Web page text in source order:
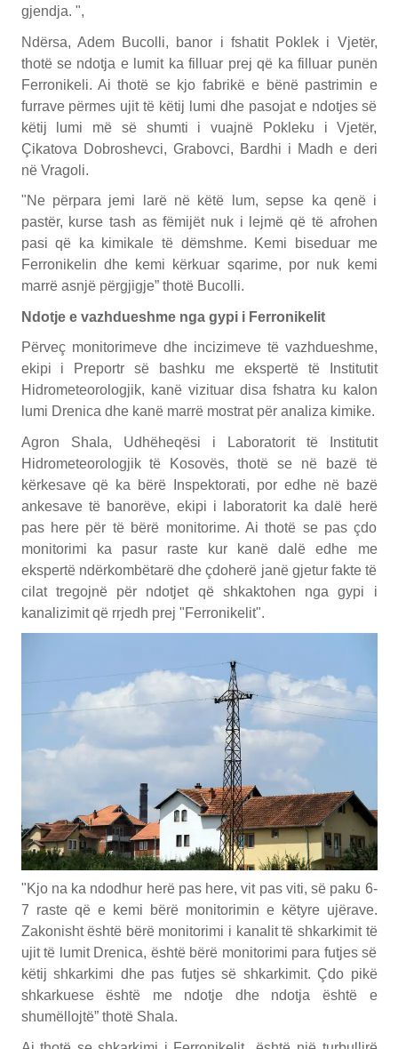
gjendja. ",
Ndërsa, Adem Bucolli, banor i fshatit Poklek i Vjetër,
thotë se ndotja e lumit ka filluar prej që ka filluar punën
Ferronikeli. Ai thotë se kjo fabrikë e bënë pastrimin e
furrave përmes ujit të këtij lumi dhe pasojat e ndotjes së
këtij lumi më së shumti i vuajnë Pokleku i Vjetër,
Çikatova Dobroshevci, Grabovci, Bardhi i Madh e deri
në Vragoli.
"Ne përpara jemi larë në këtë lum, sepse ka qenë i
pastër, kurse tash as fëmijët nuk i lejmë që të afrohen
pasi që ka kimikale të dëmshme. Kemi biseduar me
Ferronikelin dhe kemi kërkuar sqarime, por nuk kemi
marrë asnjë përgjigje” thotë Bucolli.
Ndotje e vazhdueshme nga gypi i Ferronikelit
Përveç monitorimeve dhe incizimeve të vazhdueshme,
ekipi i Preportr së bashku me ekspertë të Institutit
Hidrometeorologjik, kanë vizituar disa fshatra ku kalon
lumi Drenica dhe kanë marrë mostrat për analiza kimike.
Agron Shala, Udhëheqësi i Laboratorit të Institutit
Hidrometeorologjik të Kosovës, thotë se në bazë të
kërkesave që ka bërë Inspektorati, por edhe në bazë
ankesave të banorëve, ekipi i laboratorit ka dalë herë
pas here për të bërë monitorime. Ai thotë se pas çdo
monitorimi ka pasur raste kur kanë dalë edhe me
ekspertë ndërkombëtarë dhe çdoherë janë gjetur fakte të
cilat tregojnë për ndotjet që shkaktohen nga gypi i
kanalizimit që rrjedh prej "Ferronikelit".
"Kjo na ka ndodhur herë pas here, vit pas viti, së paku 6-
7 raste që e kemi bërë monitorimin e këtyre ujërave.
Zakonisht është bërë monitorimi i kanalit të shkarkimit të
ujit të lumit Drenica, është bërë monitorimi para futjes së
këtij shkarkimi dhe pas futjes së shkarkimit. Çdo pikë
shkarkuese është me ndotje dhe ndotja është e
shumëllojtë” thotë Shala.